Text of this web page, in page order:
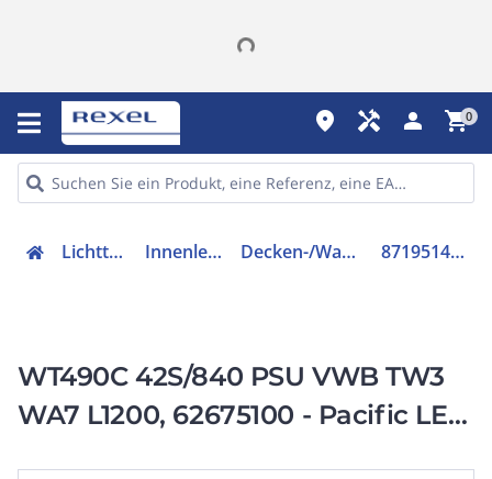
place handyman person shopping_cart0
Lichttechnik Innenleuchten Decken-/Wandleuchte 8719514626751
WT490C 42S/840 PSU VWB TW3
WA7 L1200, 62675100 - Pacific LED